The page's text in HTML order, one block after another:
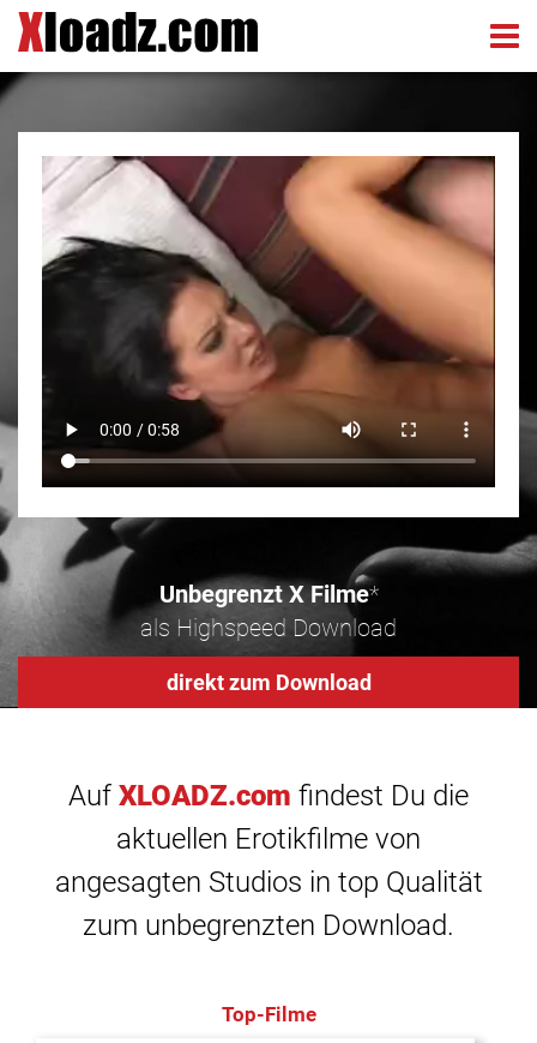
Unbegrenzt X Filme*
als Highspeed Download
direkt zum Download
Auf XLOADZ.com findest Du die
aktuellen Erotikfilme von
angesagten Studios in top Qualität
zum unbegrenzten Download.
Top-Filme